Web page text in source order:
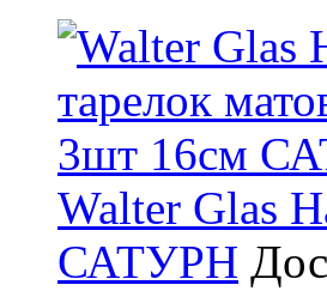
Walter Glas
САТУРН